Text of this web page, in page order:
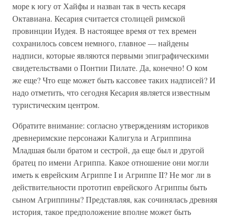
море к югу от Хайфы и назван так в честь кесаря
Октавиана. Кесария считается столицей римской
провинции Иудея. В настоящее время от тех времен
сохранилось совсем немного, главное — найдены
надписи, которые являются первыми эпиграфическими
свидетельствами о Понтии Пилате. Да, конечно! О ком
же еще? Что еще может быть кассовее таких надписей? И
надо отметить, что сегодня Кесария является известным
туристическим центром.
Обратите внимание: согласно утверждениям историков
древнеримские персонажи Калигула и Агриппина
Младшая были братом и сестрой, да еще был и другой
братец по имени Агриппа. Какое отношение они могли
иметь к еврейским Агриппе I и Агриппе II? Не мог ли в
действительности прототип еврейского Агриппы быть
сыном Агриппины? Представляя, как сочинялась древняя
история, такое предположение вполне может быть